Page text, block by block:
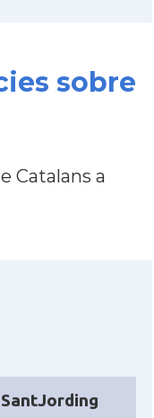
sobre
Catalans a
SantJording